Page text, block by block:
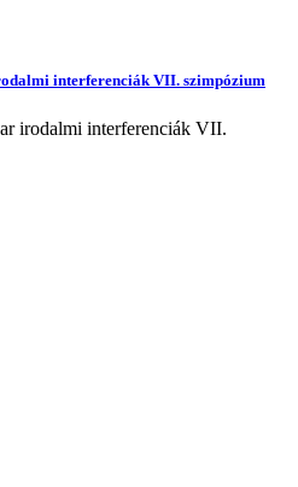
interferenciák VII. szimpózium
irodalmi interferenciák VII.